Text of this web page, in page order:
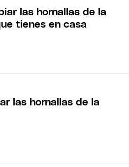
las hornallas de la
tienes en casa
las hornallas de la